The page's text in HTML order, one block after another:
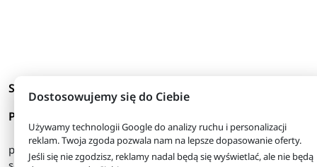
Skróty
Produkty
pon. - piątek
08:00 - 16:00
Dostosowujemy się do Ciebie
Używamy technologii Google do analizy ruchu i personalizacji
reklam. Twoja zgoda pozwala nam na lepsze dopasowanie oferty.
Jeśli się nie zgodzisz, reklamy nadal będą się wyświetlać, ale nie będą